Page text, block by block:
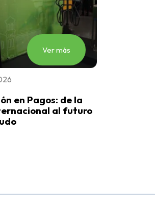
Ver más
en Pagos: de la
al futuro